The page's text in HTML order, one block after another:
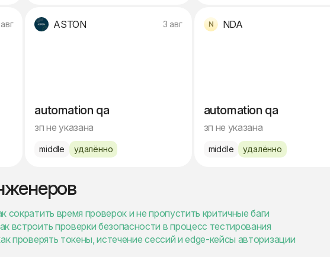
ASTON 3 авг
automation qa
зп не указана
middle удалённо
NDA
automation qa
зп не указана
middle удалённо
сократить время проверок и не пропустить критичные баги
встроить проверки безопасности в процесс тестирования
проверять токены, истечение сессий и edge-кейсы авторизации